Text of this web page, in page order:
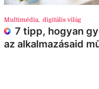
Multimédia, digitális világ
7 tipp, hogyan
az alkalmazásaid